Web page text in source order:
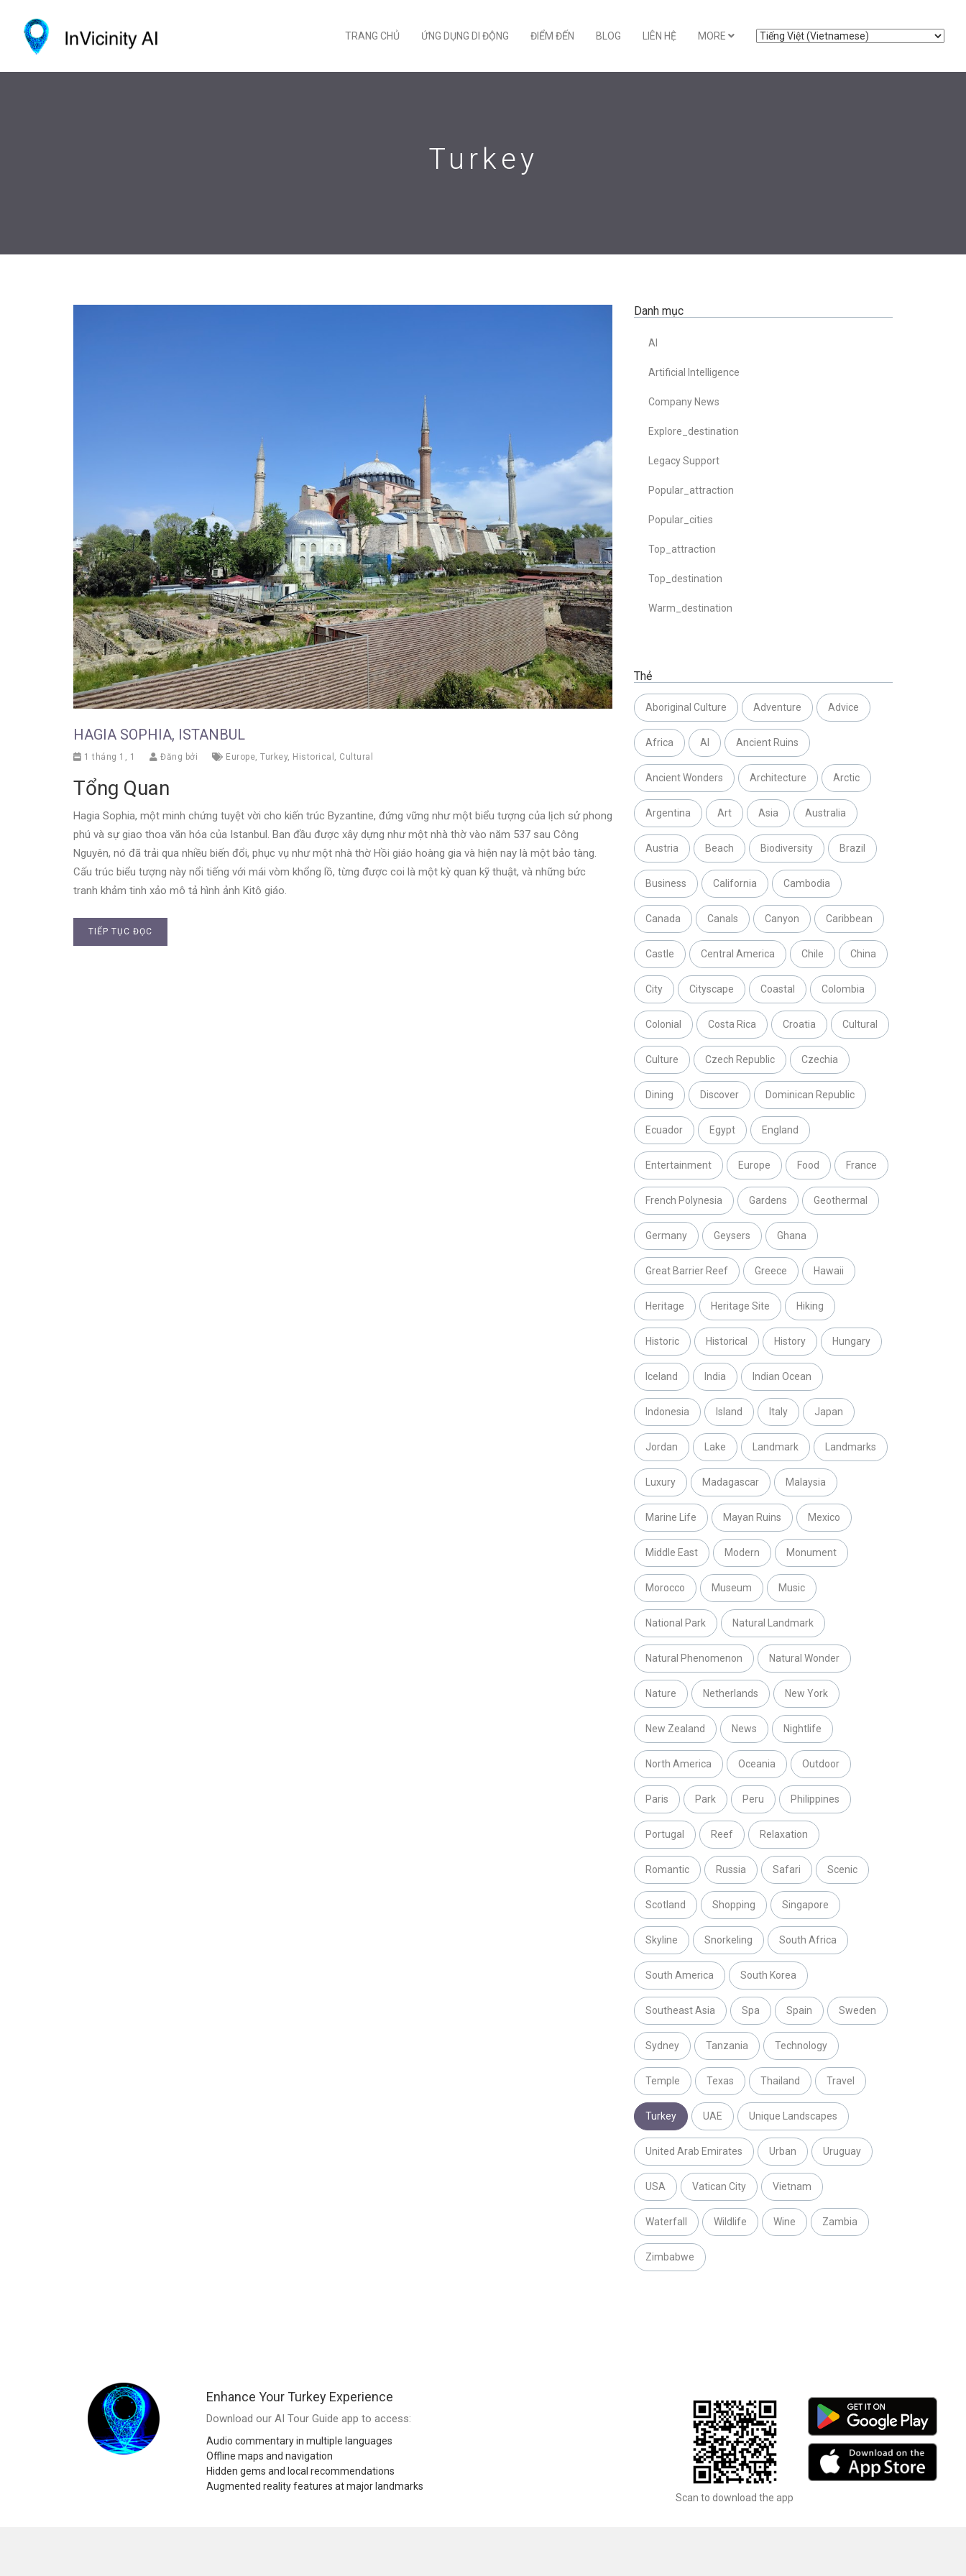
TRANG CHỦ ỨNG DỤNG DI ĐỘNG ĐIỂM ĐẾN BLOG LIÊN HỆ MORE
Turkey
HAGIA SOPHIA, ISTANBUL
1 tháng 1, 1 Đăng bởi Europe, Turkey, Historical , Cultural
Tổng Quan
Hagia Sophia, một minh chứng tuyệt vời cho kiến trúc Byzantine, đứng vững như một biểu tượng của lịch sử phong
phú và sự giao thoa văn hóa của Istanbul. Ban đầu được xây dựng như một nhà thờ vào năm 537 sau Công
Nguyên, nó đã trải qua nhiều biến đổi, phục vụ như một nhà thờ Hồi giáo hoàng gia và hiện nay là một bảo tàng.
Cấu trúc biểu tượng này nổi tiếng với mái vòm khổng lồ, từng được coi là một kỳ quan kỹ thuật, và những bức
tranh khảm tinh xảo mô tả hình ảnh Kitô giáo.
TIẾP TỤC ĐỌC
Danh mục
AI
Artificial Intelligence
Company News
Explore_destination
Legacy Support
Popular_attraction
Popular_cities
Top_attraction
Top_destination
Warm_destination
Thẻ
Aboriginal Culture Adventure Advice
Africa AI Ancient Ruins
Ancient Wonders Architecture Arctic
Argentina Art Asia Australia
Austria Beach Biodiversity Brazil
Business California Cambodia
Canada Canals Canyon Caribbean
Castle Central America Chile China
City Cityscape Coastal Colombia
Colonial Costa Rica Croatia Cultural
Culture Czech Republic Czechia
Dining Discover Dominican Republic
Ecuador Egypt England
Entertainment Europe Food France
French Polynesia Gardens Geothermal
Germany Geysers Ghana
Great Barrier Reef Greece Hawaii
Heritage Heritage Site Hiking
Historic Historical History Hungary
Iceland India Indian Ocean
Indonesia Island Italy Japan
Jordan Lake Landmark Landmarks
Luxury Madagascar Malaysia
Marine Life Mayan Ruins Mexico
Middle East Modern Monument
Morocco Museum Music
National Park Natural Landmark
Natural Phenomenon Natural Wonder
Nature Netherlands New York
New Zealand News Nightlife
North America Oceania Outdoor
Paris Park Peru Philippines
Portugal Reef Relaxation
Romantic Russia Safari Scenic
Scotland Shopping Singapore
Skyline Snorkeling South Africa
South America South Korea
Southeast Asia Spa Spain Sweden
Sydney Tanzania Technology
Temple Texas Thailand Travel
Turkey UAE Unique Landscapes
United Arab Emirates Urban Uruguay
USA Vatican City Vietnam
Waterfall Wildlife Wine Zambia
Zimbabwe
Enhance Your Turkey Experience
Download our AI Tour Guide app to access:
Audio commentary in multiple languages
Offline maps and navigation
Hidden gems and local recommendations
Augmented reality features at major landmarks
Scan to download the app